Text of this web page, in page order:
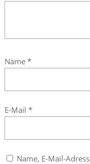
Name *
E-Mail *
Name, E-Mail-